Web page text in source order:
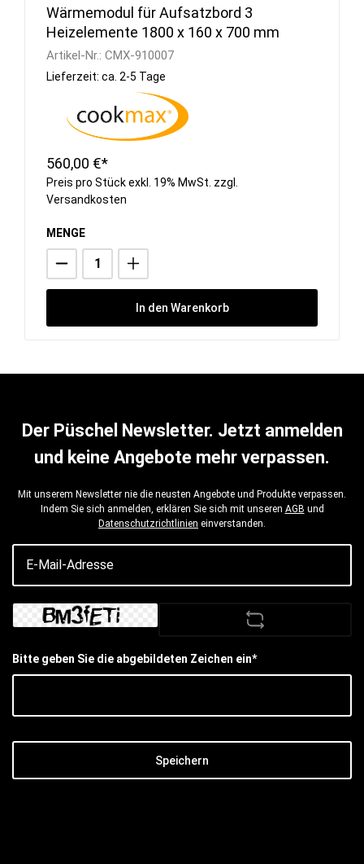
Wärmemodul für Aufsatzbord 3
Heizelemente 1800 x 160 x 700 mm
Artikel-Nr.: CMX-910007
Lieferzeit: ca. 2-5 Tage
560,00 €*
Preis pro Stück exkl. 19% MwSt. zzgl.
Versandkosten
MENGE
In den Warenkorb
Der Püschel Newsletter. Jetzt anmelden
und keine Angebote mehr verpassen.
Mit unserem Newsletter nie die neusten Angebote und Produkte verpassen.
Indem Sie sich anmelden, erklären Sie sich mit unseren AGB und
Datenschutzrichtlinien einverstanden.
Bitte geben Sie die abgebildeten Zeichen ein*
Speichern